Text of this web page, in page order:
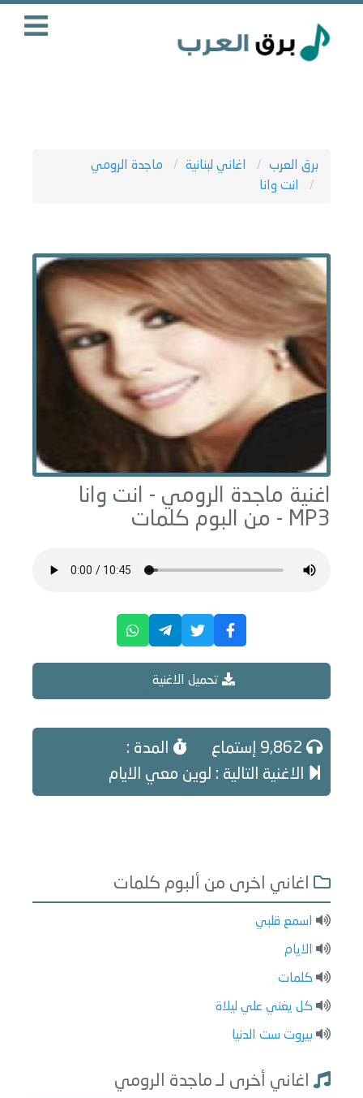
برق العرب اغاني لبنانية
ماجدة الرومي
انت وانا
اغنية ماجدة الرومي - انت وانا
MP3 - من البوم
كلمات
تحميل الاغنية
المدة :
الاغنية التالية : لوين معي الايام
اغاني اخرى من ألبوم كلمات
اسمع قلبي
الايام
كلمات
كل يغني علي ليلاة
بيروت ست الدنيا
اغاني أخرى لـ ماجدة الرومي